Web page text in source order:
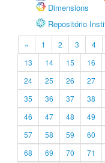
Dimensions
Repositório
« 1 2 3 4
13
14 15 16
24
25 26 27
35
36 37 38
46
47 48 49
57
58 59 60
68
69 70 71